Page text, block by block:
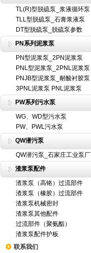
TL(R)型脱硫泵_浆液循环泵
TLL型脱硫泵_石膏浆液泵
DT型脱硫泵_脱硫泵参数
PN系列泥浆泵
PN型泥浆泵_2PN泥浆泵
PNL型泥浆泵_2PNL泥浆泵
PNJB型泥浆泵_耐酸衬胶泵
3PNL泥浆泵 PNL泥浆泵
PW系列污水泵
WG、WD型污水泵
PW、PWL污水泵
QW潜污泵
QW潜污泵_石家庄工业泵厂
渣浆泵配件
渣浆泵（高铬）过流部件
渣浆泵（橡胶）过流部件
渣浆泵机械密封
渣浆泵其他配件
过流部件（聚氨酯）
渣浆泵配件护板
联系我们